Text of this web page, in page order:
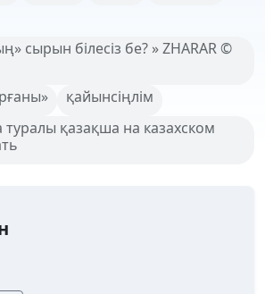
сырын білесіз бе? » ZHARAR ©
қайынсіңлім
туралы қазақша на казахском